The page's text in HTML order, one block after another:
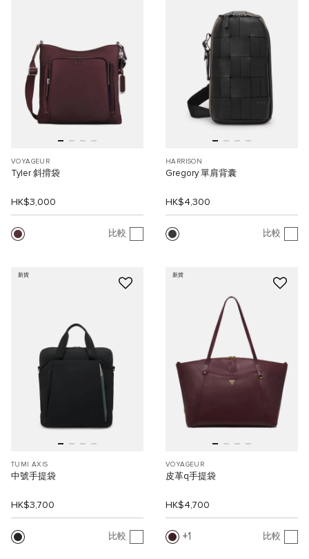
VOYAGEUR
Tyler 斜揹袋
HK$3,000
比較
HARRISON
Gregory 單肩背囊
HK$4,300
比較
新貨
TUMI AXIS
中號手提袋
HK$3,700
比較
新貨
VOYAGEUR
皮革q手提袋
HK$4,700
1 比較